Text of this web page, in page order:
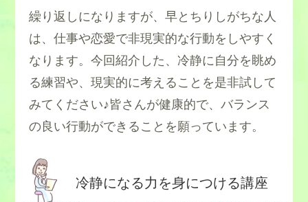
状況
繰り返しになりますが、早とちりしがちな人
は、仕事や恋愛で非現実的な行動をしやすく
なります。今回紹介した、冷静に自分を眺め
る練習や、現実的に考えることを是非試して
みてください♪皆さんが健康的で、バランス
の良い行動ができることを願っています。
冷静になる力を身につける講座